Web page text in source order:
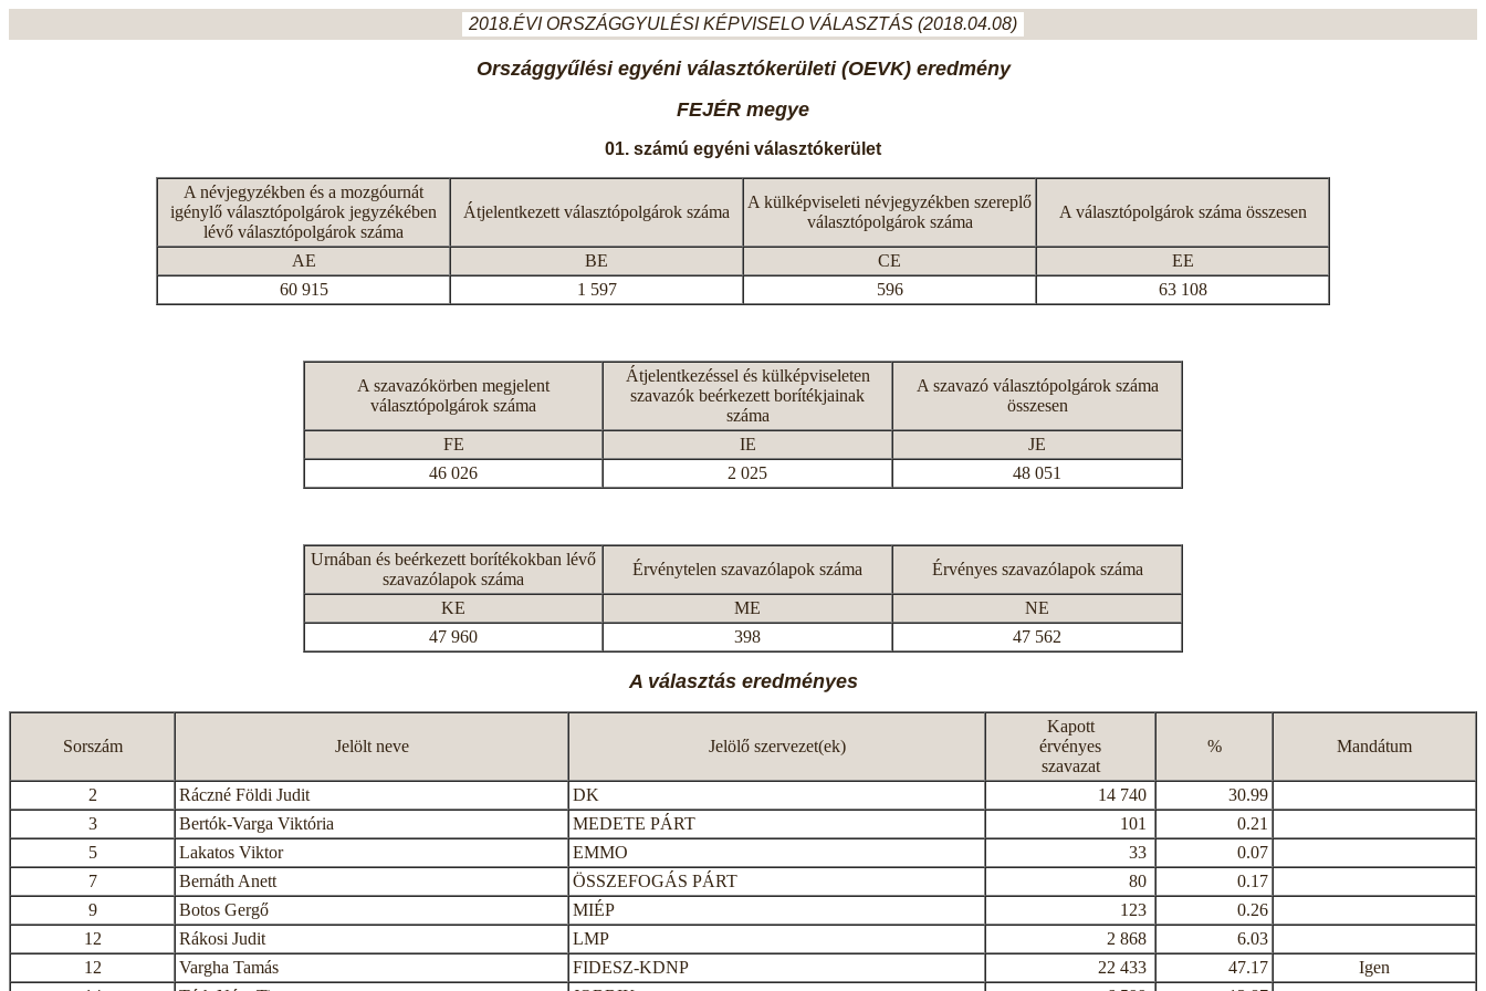
2018.ÉVI ORSZÁGGYULÉSI KÉPVISELO VÁLASZTÁS (2018.04.08)
Országgyűlési egyéni választókerületi (OEVK) eredmény
FEJÉR megye
01. számú egyéni választókerület
A névjegyzékben és a mozgóurnát
igénylő választópolgárok jegyzékében
lévő választópolgárok száma
Átjelentkezett választópolgárok száma
A külképviseleti névjegyzékben szereplő
választópolgárok száma
A választópolgárok száma összesen
AE BE CE
EE
60 915
1 597 596 63 108
A szavazókörben megjelent
választópolgárok száma
Átjelentkezéssel és külképviseleten
szavazók beérkezett borítékjainak
száma
A szavazó választópolgárok száma
összesen
FE IE
JE
46 026
2 025 48 051
Urnában és beérkezett borítékokban lévő
szavazólapok száma
Érvénytelen szavazólapok száma Érvényes szavazólapok száma
KE ME
NE
47 960
398 47 562
A választás eredményes
Sorszám Jelölt neve Jelölő szervezet(ek)
Kapott
érvényes
szavazat
% Mandátum
2 Ráczné Földi Judit DK 14 740
30.99
3
Bertók-Varga Viktória MEDETE PÁRT 101
0.21
5
Lakatos Viktor EMMO 33
0.07
7
Bernáth Anett ÖSSZEFOGÁS PÁRT 80
0.17
9
Botos Gergő MIÉP 123
0.26
12
Rákosi Judit LMP 2 868
6.03
12
Vargha Tamás FIDESZ-KDNP 22 433 47.17
Igen